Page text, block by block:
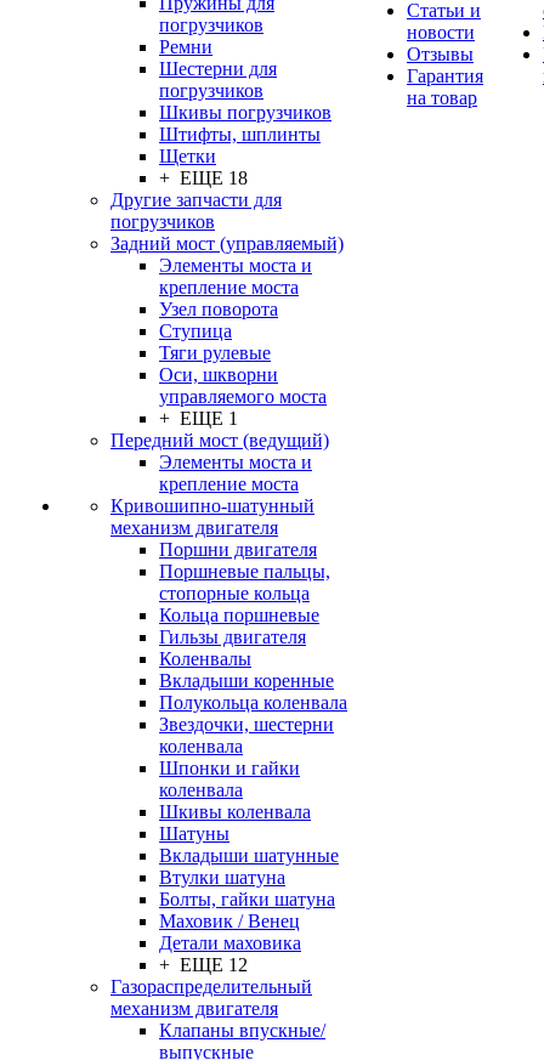
погрузчиков
Ремни
Шестерни для
погрузчиков
Шкивы погрузчиков
Штифты, шплинты
Щетки
+ ЕЩЕ 18
Другие запчасти для
погрузчиков
Задний мост (управляемый)
Элементы моста и
крепление моста
Узел поворота
Ступица
Тяги рулевые
Оси, шкворни
управляемого моста
+ ЕЩЕ 1
Передний мост (ведущий)
Элементы моста и
крепление моста
Кривошипно-шатунный
механизм двигателя
Поршни двигателя
Поршневые пальцы,
стопорные кольца
Кольца поршневые
Гильзы двигателя
Коленвалы
Вкладыши коренные
Полукольца коленвала
Звездочки, шестерни
коленвала
Шпонки и гайки
коленвала
Шкивы коленвала
Шатуны
Вкладыши шатунные
Втулки шатуна
Болты, гайки шатуна
Маховик / Венец
Детали маховика
+ ЕЩЕ 12
Газораспределительный
механизм двигателя
Клапаны впускные/
выпускные
Статьи и
новости
Отзывы
Гарантия
на товар